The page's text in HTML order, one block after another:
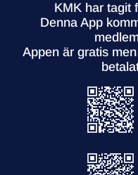
KMK har tagit
Denna App
Appen är gratis